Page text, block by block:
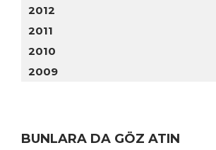
2012
2011
2010
2009
BUNLARA DA GÖZ ATIN